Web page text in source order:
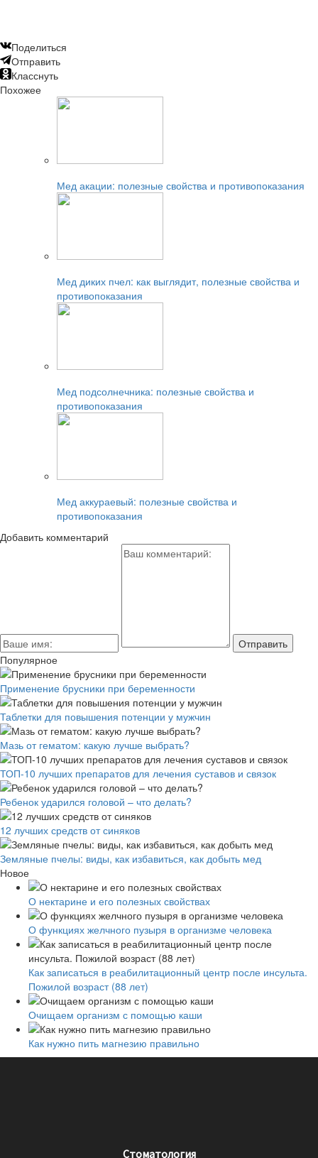
Поделиться
Отправить
Класснуть
Похожее
Мед акации: полезные свойства и противопоказания
Мед диких пчел: как выглядит, полезные свойства и
противопоказания
Мед подсолнечника: полезные свойства и
противопоказания
Мед аккураевый: полезные свойства и
противопоказания
Добавить комментарий
Популярное
Применение брусники при беременности
Таблетки для повышения потенции у мужчин
Мазь от гематом: какую лучше выбрать?
ТОП-10 лучших препаратов для лечения суставов и связок
Ребенок ударился головой – что делать?
12 лучших средств от синяков
Земляные пчелы: виды, как избавиться, как добыть мед
Новое
О нектарине и его полезных свойствах
О функциях желчного пузыря в организме человека
Как записаться в реабилитационный центр после инсульта.
Пожилой возраст (88 лет)
Очищаем организм с помощью каши
Как нужно пить магнезию правильно
Стоматология